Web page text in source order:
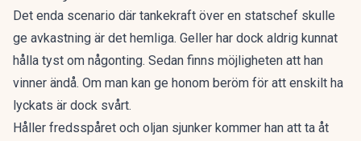
Det enda scenario där tankekraft över en statschef skulle
ge avkastning är det hemliga. Geller har dock aldrig kunnat
hålla tyst om någonting. Sedan finns möjligheten att han
vinner ändå. Om man kan ge honom beröm för att enskilt ha
lyckats är dock svårt.
Håller fredsspåret och oljan sjunker kommer han att ta åt